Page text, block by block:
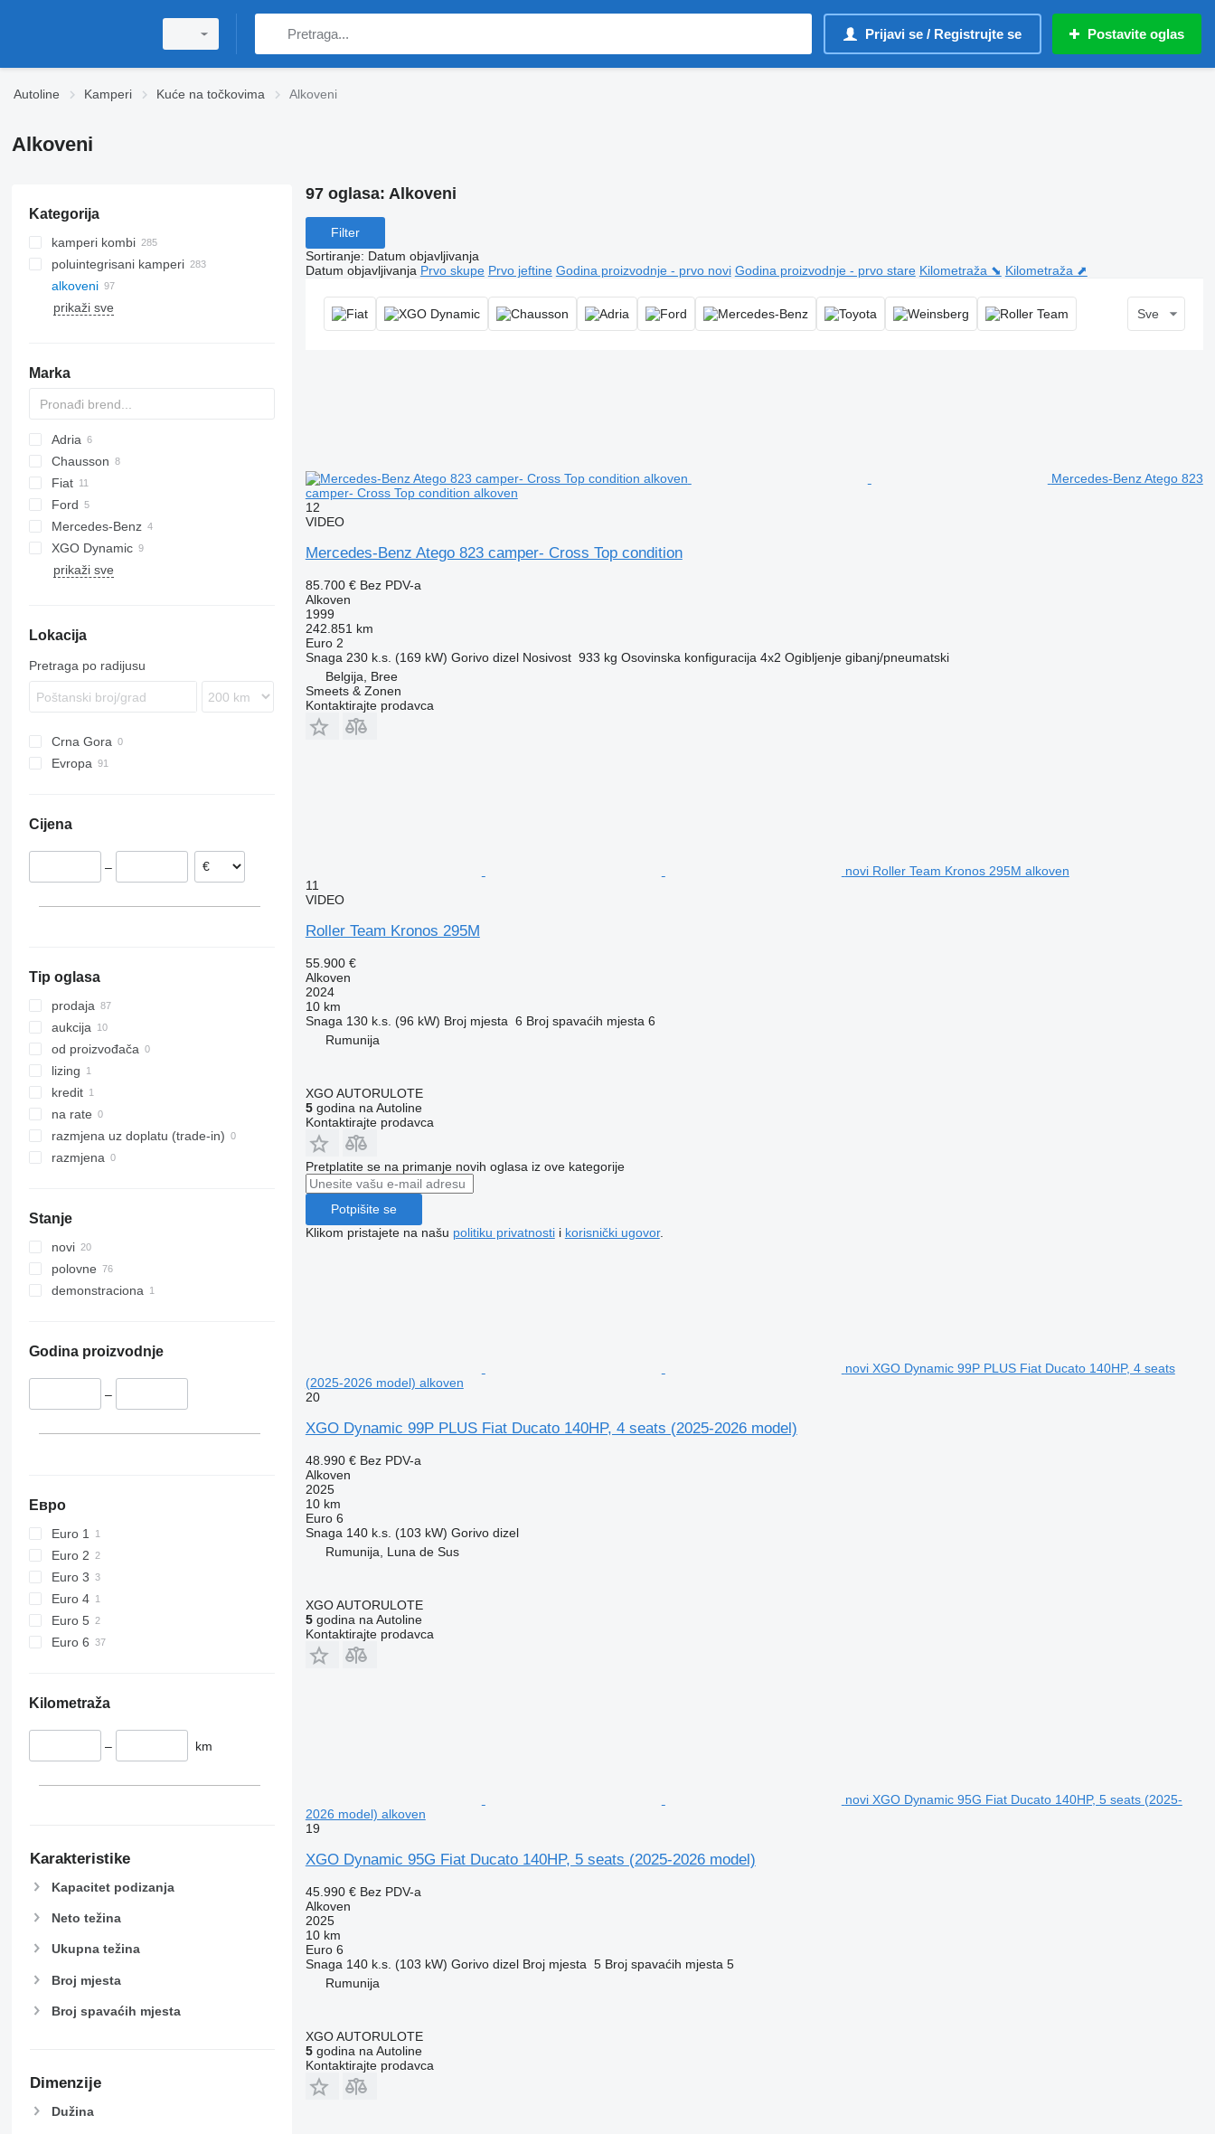
Prijavi se / Registrujte se Postavite oglas
Autoline Kamperi Kuće na točkovima Alkoveni
Alkoveni
Kategorija
kamperi kombi
poluintegrisani kamperi
alkoveni
prikaži sve
Marka
Adria
Coral
Lyseo
Horon
A-Series
Chausson
Flash
C-series
Fiat
Ducato
Ford
Transit
OnTour
Premium
Daily
Mercedes-Benz
Atego
Sprinter
Kronos
Camroad
Lite Ace
CaraHome
XGO Dynamic
prikaži sve
Lokacija
Pretraga po radijusu
Crna Gora
Evropa
Slovačka
Nizozemska
Cijena
–
Tip oglasa
prodaja
aukcija
od proizvođača
lizing
kredit
na rate
razmjena uz doplatu (trade-in)
razmjena
Stanje
novi
polovne
demonstraciona
Godina proizvodnje
–
Евро
Euro 1
Euro 2
Euro 3
Euro 4
Euro 5
Euro 6
Kilometraža
– km
Karakteristike
Kapacitet podizanja
Neto težina
Ukupna težina
Broj mjesta
Broj spavaćih mjesta
Dimenzije
Dužina
97 oglasa: Alkoveni
Filter
Sortiranje: Datum objavljivanja
Datum objavljivanja Prvo skupe Prvo jeftine Godina proizvodnje - prvo novi Godina proizvodnje - prvo stare Kilometraža ⬊ Kilometraža ⬈
Sve
Mercedes-Benz Atego 823
camper- Cross Top condition alkoven
12
VIDEO
Mercedes-Benz Atego 823 camper- Cross Top condition
85.700 € Bez PDV-a
Alkoven
1999
242.851 km
Euro 2
Snaga 230 k.s. (169 kW) Gorivo dizel Nosivost 933 kg Osovinska konfiguracija 4x2 Ogibljenje gibanj/pneumatski
Belgija, Bree
Smeets & Zonen
Kontaktirajte prodavca
novi Roller Team Kronos 295M alkoven
11
VIDEO
Roller Team Kronos 295M
55.900 €
Alkoven
2024
10 km
Snaga 130 k.s. (96 kW) Broj mjesta 6 Broj spavaćih mjesta 6
Rumunija
XGO AUTORULOTE
5godina na Autoline
Kontaktirajte prodavca
Pretplatite se na primanje novih oglasa iz ove kategorije
Potpišite se
Klikom pristajete na našu politiku privatnostii korisnički ugovor.
novi XGO Dynamic 99P PLUS Fiat Ducato 140HP, 4 seats
(2025-2026 model) alkoven
20
XGO Dynamic 99P PLUS Fiat Ducato 140HP, 4 seats (2025-2026 model)
48.990 € Bez PDV-a
Alkoven
2025
10 km
Euro 6
Snaga 140 k.s. (103 kW) Gorivo dizel
Rumunija, Luna de Sus
XGO AUTORULOTE
5godina na Autoline
Kontaktirajte prodavca
novi XGO Dynamic 95G Fiat Ducato 140HP, 5 seats (2025-
2026 model) alkoven
19
XGO Dynamic 95G Fiat Ducato 140HP, 5 seats (2025-2026 model)
45.990 € Bez PDV-a
Alkoven
2025
10 km
Euro 6
Snaga 140 k.s. (103 kW) Gorivo dizel Broj mjesta 5 Broj spavaćih mjesta 5
Rumunija
XGO AUTORULOTE
5godina na Autoline
Kontaktirajte prodavca